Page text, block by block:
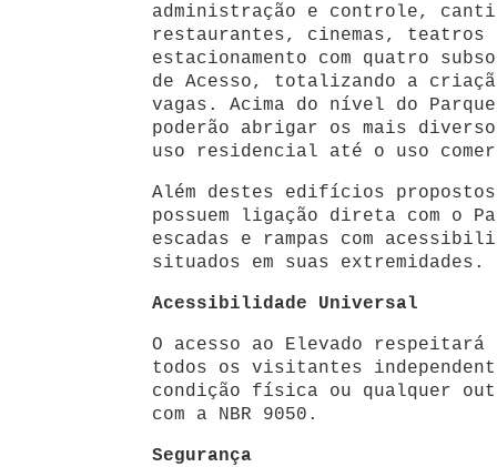
administração e controle,
restaurantes, cinemas,
estacionamento com quatro
de Acesso, totalizando a
vagas. Acima do nível do
poderão abrigar os mais
uso residencial até o uso
Além destes edifícios
possuem ligação direta com o
escadas e rampas com
situados em suas extremidades.
Acessibilidade Universal
O acesso ao Elevado respeitará
todos os visitantes
condição física ou qualquer
com a NBR 9050.
Segurança